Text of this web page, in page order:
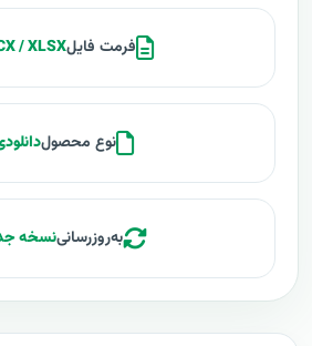
فرمت فایل/ XLSX
نوع محصول
به‌روزرسانینسخه